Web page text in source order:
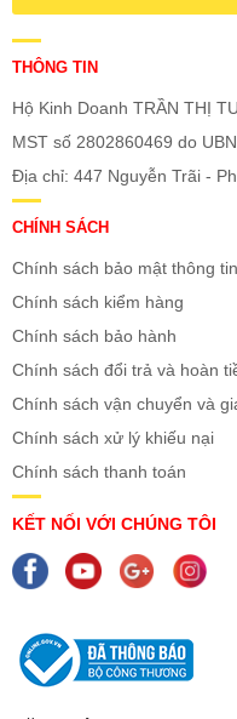
THÔNG TIN
Hộ Kinh Doanh TRẦN THỊ
MST số 2802860469 do
Địa chỉ: 447 Nguyễn Trãi -
CHÍNH SÁCH
Chính sách bảo mật thông tin
Chính sách kiểm hàng
Chính sách bảo hành
Chính sách đổi trả và hoàn
Chính sách vận chuyển và
Chính sách xử lý khiếu nại
Chính sách thanh toán
KẾT NỐI VỚI CHÚNG TÔI